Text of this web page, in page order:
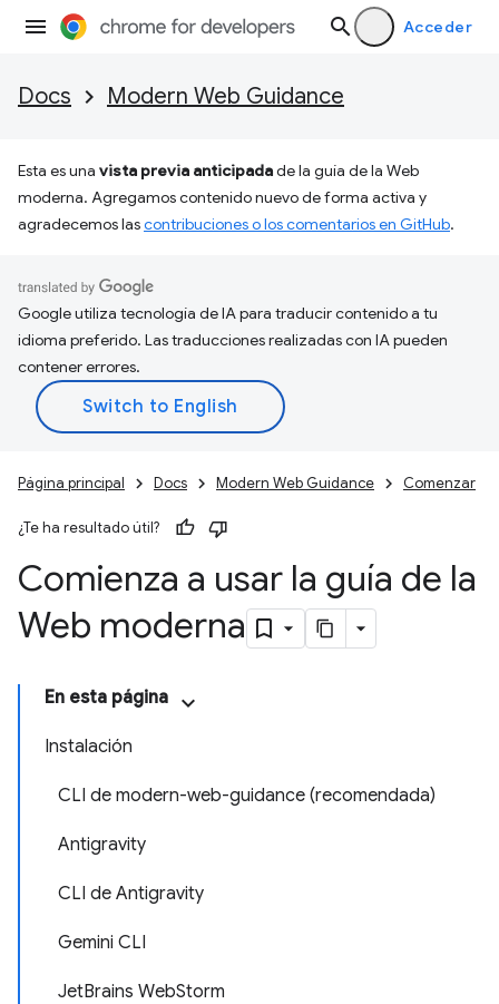
Acceder
Docs Modern Web Guidance
Esta es una vista previa anticipadade la guía de la Web
moderna. Agregamos contenido nuevo de forma activa y
agradecemos lascontribuciones o los comentarios en GitHub.
Google utiliza tecnología de IA para traducir contenido a tu
idioma preferido. Las traducciones realizadas con IA pueden
contener errores.
Página principal Docs Modern Web Guidance Comenzar
¿Te ha resultado útil?
Comienza a usar la guía de la
Web moderna
En esta página
Instalación
CLI de modern-web-guidance (recomendada)
Antigravity
CLI de Antigravity
Gemini CLI
JetBrains WebStorm